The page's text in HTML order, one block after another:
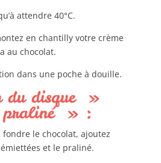
attendre 40°C.
en chantilly votre crème
au chocolat.
dans une poche à douille.
du disque »
praliné » :
le chocolat, ajoutez
et le praliné.